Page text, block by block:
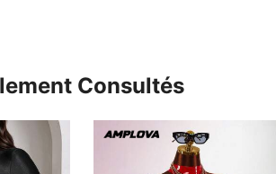
Consultés